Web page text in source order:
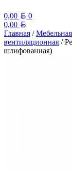
0,00 Белорусский
0
0,00
Главная /
вентиляционная /
шлифованная)